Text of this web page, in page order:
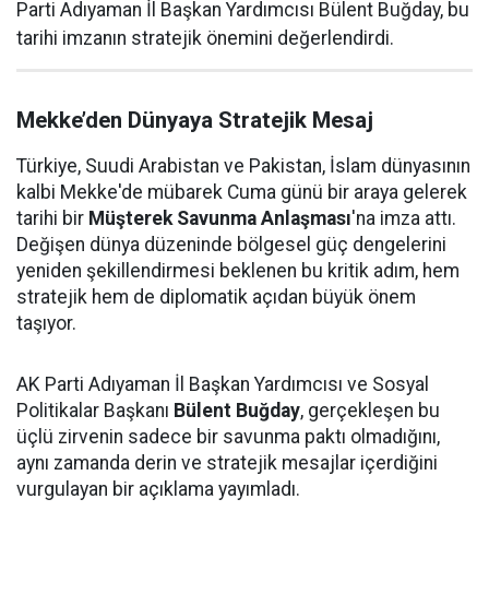
Parti Adıyaman İl Başkan Yardımcısı Bülent Buğday, bu
tarihi imzanın stratejik önemini değerlendirdi.
Mekke’den Dünyaya Stratejik Mesaj
Türkiye, Suudi Arabistan ve Pakistan, İslam dünyasının
kalbi Mekke'de mübarek Cuma günü bir araya gelerek
tarihi bir Müşterek Savunma Anlaşması'na imza attı.
Değişen dünya düzeninde bölgesel güç dengelerini
yeniden şekillendirmesi beklenen bu kritik adım, hem
stratejik hem de diplomatik açıdan büyük önem
taşıyor.
AK Parti Adıyaman İl Başkan Yardımcısı ve Sosyal
Politikalar Başkanı Bülent Buğday, gerçekleşen bu
üçlü zirvenin sadece bir savunma paktı olmadığını,
aynı zamanda derin ve stratejik mesajlar içerdiğini
vurgulayan bir açıklama yayımladı.